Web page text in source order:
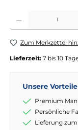
Produkt Anzahl: Gib
Zum Merkzettel
Lieferzeit: 7 bis 10
Unsere Vorteile
Premium
Persönliche
Lieferung